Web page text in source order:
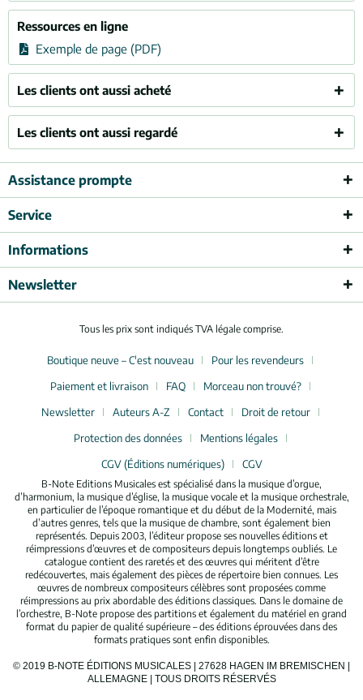
Ressources en ligne
Exemple de page (PDF)
Les clients ont aussi acheté
Les clients ont aussi regardé
Assistance prompte
Service
Informations
Newsletter
Tous les prix sont indiqués TVA légale comprise.
Boutique neuve – C'est nouveau
Pour les revendeurs
Paiement et livraison
FAQ
Morceau non trouvé?
Newsletter
Auteurs A-Z Contact
Droit de retour
Protection des données
Mentions légales
CGV (Éditions numériques)
CGV
B-Note Editions Musicales est spécialisé dans la musique d’orgue,
d’harmonium, la musique d’église, la musique vocale et la musique orchestrale,
en particulier de l’époque romantique et du début de la Modernité, mais
d’autres genres, tels que la musique de chambre, sont également bien
représentés. Depuis 2003, l’éditeur propose ses nouvelles éditions et
réimpressions d’œuvres et de compositeurs depuis longtemps oubliés. Le
catalogue contient des raretés et des œuvres qui méritent d’être
redécouvertes, mais également des pièces de répertoire bien connues. Les
œuvres de nombreux compositeurs célèbres sont proposées comme
réimpressions au prix abordable des éditions classiques. Dans le domaine de
l’orchestre, B-Note propose des partitions et également du matériel en grand
format du papier de qualité supérieure – des éditions éprouvées dans des
formats pratiques sont enfin disponibles.
© 2019 B-NOTE ÉDITIONS MUSICALES | 27628 HAGEN IM BREMISCHEN |
ALLEMAGNE | TOUS DROITS RÉSERVÉS